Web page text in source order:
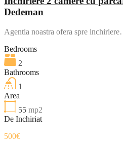
Dedeman
Agentia noastra ofera spre
Bedrooms
2
Bathrooms
1
Area
55 mp2
De Inchiriat
500€